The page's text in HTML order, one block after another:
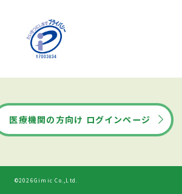
医療機関の方向け ログインページ
©2026Gimic Co.,Ltd.